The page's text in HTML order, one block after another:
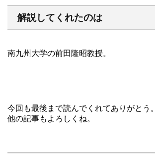
解説してくれたのは
南九州大学の前田隆昭教授。
今回も最後まで読んでくれてありがとう。
他の記事もよろしくね。